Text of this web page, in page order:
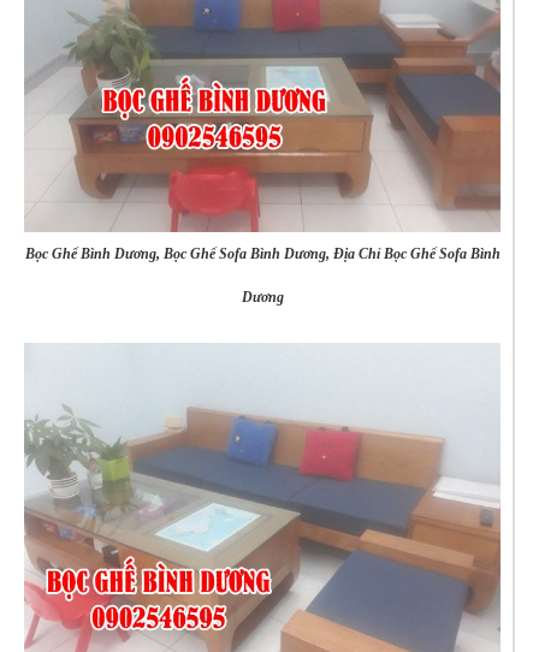
Bọc Ghế Bình Dương, Bọc Ghế Sofa Bình Dương, Địa Chỉ Bọc Ghế Sofa Bình
Dương